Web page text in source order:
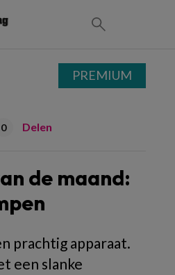
0 Delen
de maand:
prachtig apparaat.
een slanke
PREMIUM